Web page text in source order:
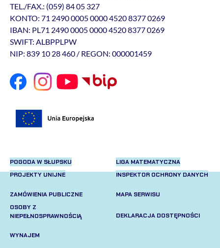
TEL./FAX.: (059) 84 05 327
KONTO: 71 2490 0005 0000 4520 8377 0269
IBAN: PL71 2490 0005 0000 4520 8377 0269
SWIFT: ALBPPLPW
NIP: 839 10 28 460 / REGON: 000001459
POGODA W SŁUPSKU
PROJEKTY UNIJNE
LIGA MATEMATYCZNA
INSPEKTOR OCHRONY DANYCH
ZAMÓWIENIA PUBLICZNE
OSOBY Z
NIEPEŁNOSPRAWNOŚCIĄ
MAPA SERWISU
DEKLARACJA DOSTĘPNOŚCI
WYNAJEM